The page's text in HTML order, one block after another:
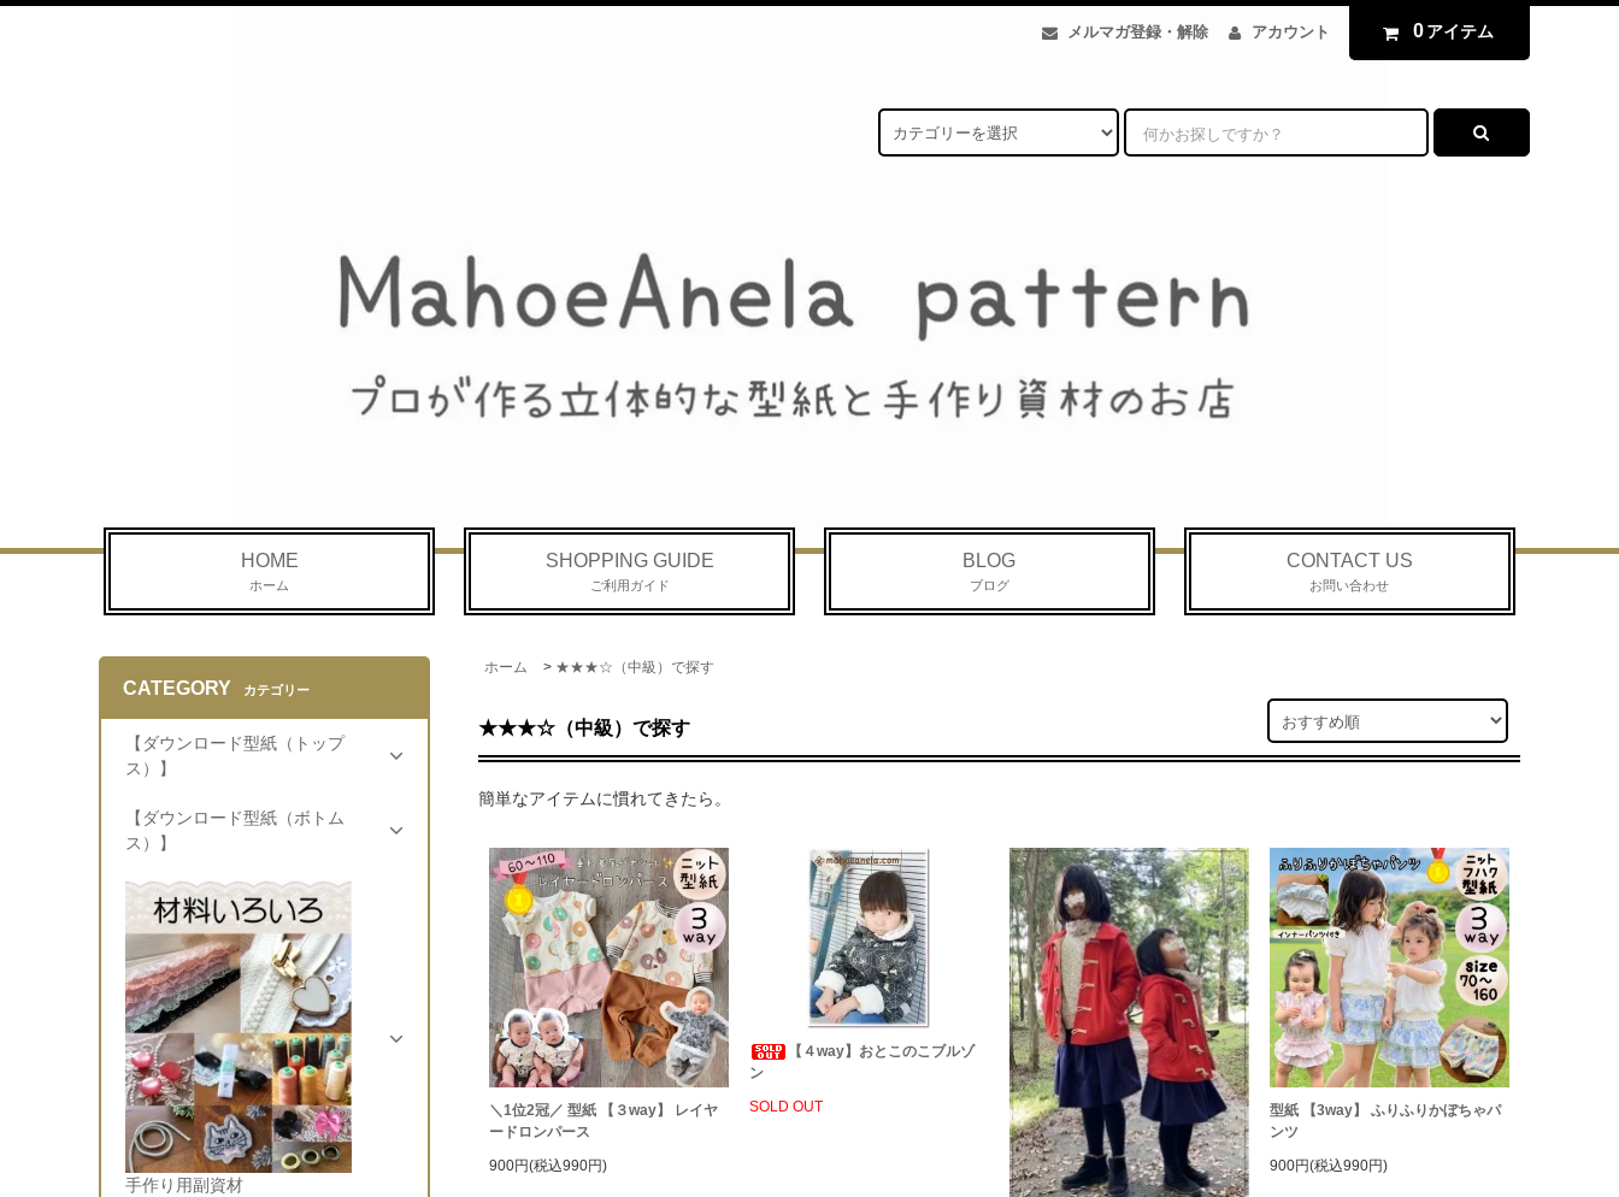
メルマガ登録・解除 アカウント 0 アイテム
HOME
ホーム
SHOPPING GUIDE
ご利用ガイド
BLOG
ブログ
CONTACT US
お問い合わせ
ホーム > ★★★☆（中級）で探す
★★★☆（中級）で探す
簡単なアイテムに慣れてきたら。
＼1位2冠／ 型紙 【３way】 レイヤ
ードロンパース
900円(税込990円)
【４way】おとこのこブルゾ
ン
SOLD OUT
型紙 【3way】 ふりふりかぼちゃパ
ンツ
900円(税込990円)
CATEGORY カテゴリー
【ダウンロード型紙（トップ
ス）】
【ダウンロード型紙（ボトム
ス）】
手作り用副資材